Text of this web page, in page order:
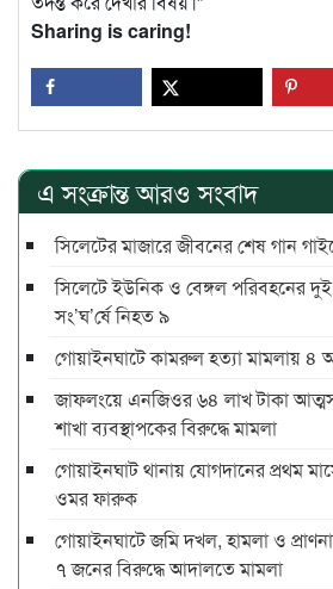
Sharing is caring!
এ সংক্রান্ত আরও সংবাদ
সিলেটের মাজারে জীবনের শেষ গান
সিলেটে ইউনিক ও বেঙ্গল পরিবহনের
সং’ঘ’র্ষে নিহত ৯
গোয়াইনঘাটে কামরুল হত্যা মামলায় ৪
জাফলংয়ে এনজিওর ৬৪ লাখ টাকা
শাখা ব্যবস্থাপকের বিরুদ্ধে মামলা
গোয়াইনঘাট থানায় যোগদানের প্রথম
ওমর ফারুক
গোয়াইনঘাটে জমি দখল, হামলা ও
৭ জনের বিরুদ্ধে আদালতে মামলা